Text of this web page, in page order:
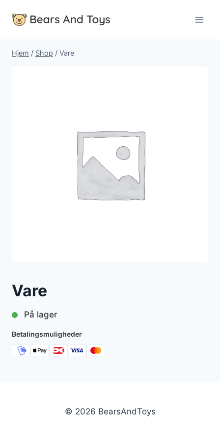
Hjem / Shop / Vare
Vare
På lager
Betalingsmuligheder
© 2026 BearsAndToys